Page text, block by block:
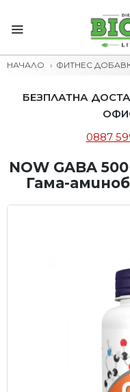
НАЧАЛО ФИТНЕС
БЕЗПЛАТНА
0887
NOW GABA
Гама-